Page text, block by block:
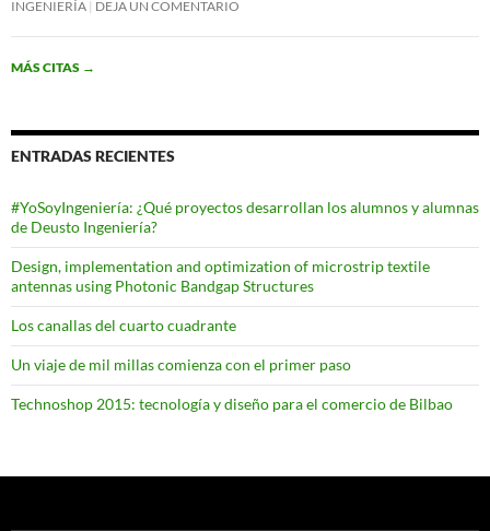
INGENIERÍA DEJA UN COMENTARIO
MÁS CITAS →
ENTRADAS RECIENTES
#YoSoyIngeniería: ¿Qué proyectos desarrollan los alumnos y alumnas
de Deusto Ingeniería?
Design, implementation and optimization of microstrip textile
antennas using Photonic Bandgap Structures
Los canallas del cuarto cuadrante
Un viaje de mil millas comienza con el primer paso
Technoshop 2015: tecnología y diseño para el comercio de Bilbao